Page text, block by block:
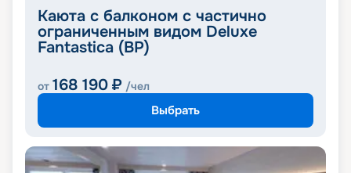
Каюта с балконом с частично
ограниченным видом Deluxe
Fantastica (BP)
от 168 190 ₽ /чел
Выбрать